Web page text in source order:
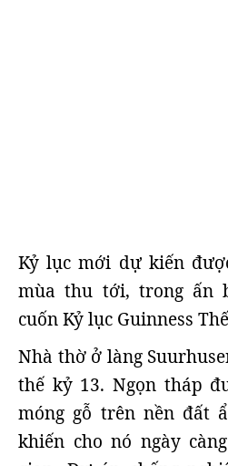
Kỷ lục mới dự kiến
mùa thu tới, trong ấn
cuốn Kỷ lục Guinness
Nhà thờ ở làng
thế kỷ 13. Ngọn tháp
móng gỗ trên nền đất
khiến cho nó ngày